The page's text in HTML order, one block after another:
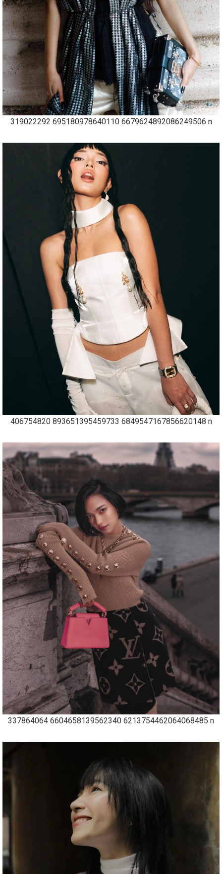
319022292 695180978640110 6679624892086249506 n
406754820 893651395459733 6849547167856620148 n
337864064 6604658139562340 6213754462064068485 n